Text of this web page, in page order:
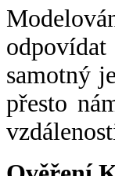
samotný
přesto